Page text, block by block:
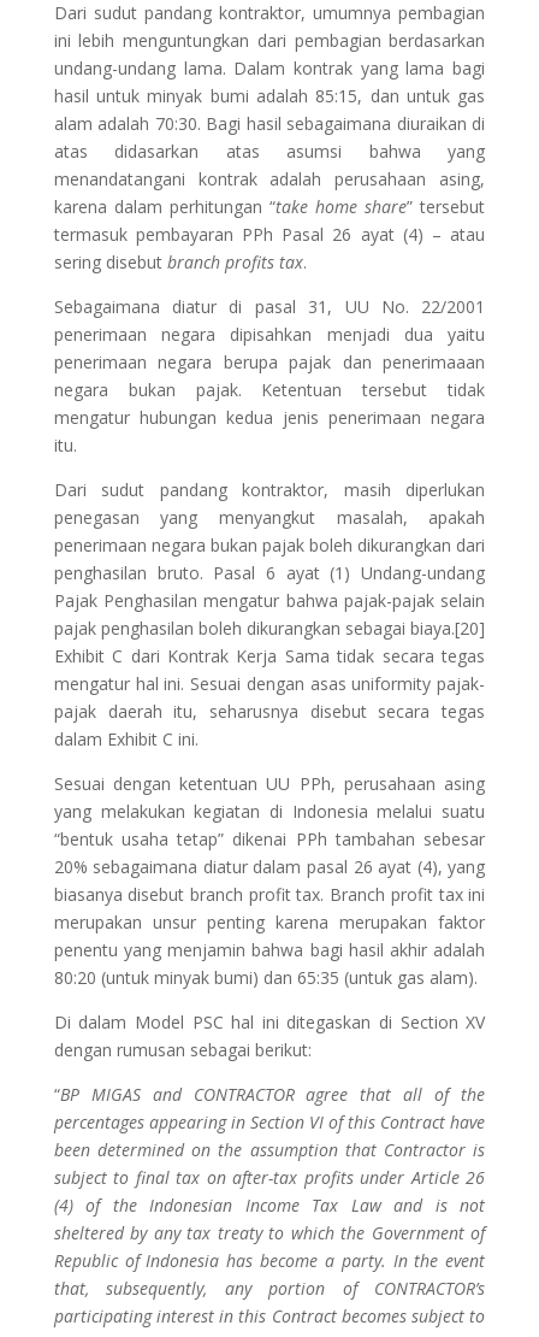
Dari sudut pandang kontraktor, umumnya pembagian
ini lebih menguntungkan dari pembagian berdasarkan
undang-undang lama. Dalam kontrak yang lama bagi
hasil untuk minyak bumi adalah 85:15, dan untuk gas
alam adalah 70:30. Bagi hasil sebagaimana diuraikan di
atas didasarkan atas asumsi bahwa yang
menandatangani kontrak adalah perusahaan asing,
karena dalam perhitungan “take home share” tersebut
termasuk pembayaran PPh Pasal 26 ayat (4) – atau
sering disebut branch profits tax.
Sebagaimana diatur di pasal 31, UU No. 22/2001
penerimaan negara dipisahkan menjadi dua yaitu
penerimaan negara berupa pajak dan penerimaaan
negara bukan pajak. Ketentuan tersebut tidak
mengatur hubungan kedua jenis penerimaan negara
itu.
Dari sudut pandang kontraktor, masih diperlukan
penegasan yang menyangkut masalah, apakah
penerimaan negara bukan pajak boleh dikurangkan dari
penghasilan bruto. Pasal 6 ayat (1) Undang-undang
Pajak Penghasilan mengatur bahwa pajak-pajak selain
pajak penghasilan boleh dikurangkan sebagai biaya.[20]
Exhibit C dari Kontrak Kerja Sama tidak secara tegas
mengatur hal ini. Sesuai dengan asas uniformity pajak-
pajak daerah itu, seharusnya disebut secara tegas
dalam Exhibit C ini.
Sesuai dengan ketentuan UU PPh, perusahaan asing
yang melakukan kegiatan di Indonesia melalui suatu
“bentuk usaha tetap” dikenai PPh tambahan sebesar
20% sebagaimana diatur dalam pasal 26 ayat (4), yang
biasanya disebut branch profit tax. Branch profit tax ini
merupakan unsur penting karena merupakan faktor
penentu yang menjamin bahwa bagi hasil akhir adalah
80:20 (untuk minyak bumi) dan 65:35 (untuk gas alam).
Di dalam Model PSC hal ini ditegaskan di Section XV
dengan rumusan sebagai berikut:
“BP MIGAS and CONTRACTOR agree that all of the
percentages appearing in Section VI of this Contract have
been determined on the assumption that Contractor is
subject to final tax on after-tax profits under Article 26
(4) of the Indonesian Income Tax Law and is not
sheltered by any tax treaty to which the Government of
Republic of Indonesia has become a party. In the event
that, subsequently, any portion of CONTRACTOR’s
participating interest in this Contract becomes subject to